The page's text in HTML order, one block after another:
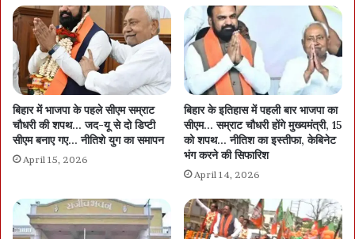
बिहार में भाजपा के पहले सीएम सम्राट
चौधरी की शपथ… जद-यू से दो डिप्टी
सीएम बनाए गए… नीतिशे युग का समापन
April 15, 2026
बिहार के इतिहास में पहली बार भाजपा का
सीएम… सम्राट चौधरी होंगे मुख्यमंत्री, 15
को शपथ… नीतिश का इस्तीफा, केबिनेट
भंग करने की सिफारिश
April 14, 2026